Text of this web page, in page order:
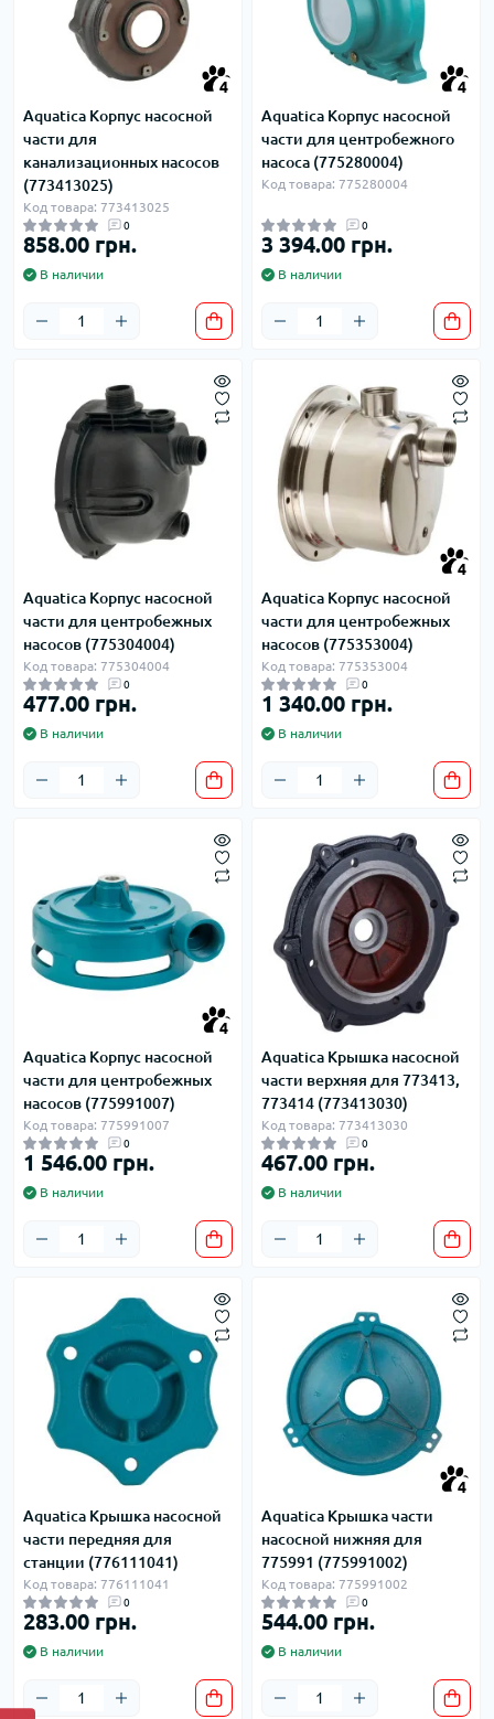
4
Aquatica Корпус насосной
части для
канализационных насосов
(773413025)
Код товара: 773413025
0
858.00 грн.
В наличии
4
Aquatica Корпус насосной
части для центробежного
насоса (775280004)
Код товара: 775280004
0
3 394.00 грн.
В наличии
Aquatica Корпус насосной
части для центробежных
насосов (775304004)
Код товара: 775304004
0
477.00 грн.
В наличии
4
Aquatica Корпус насосной
части для центробежных
насосов (775353004)
Код товара: 775353004
0
1 340.00 грн.
В наличии
4
Aquatica Корпус насосной
части для центробежных
насосов (775991007)
Код товара: 775991007
0
1 546.00 грн.
В наличии
Aquatica Крышка насосной
части верхняя для 773413,
773414 (773413030)
Код товара: 773413030
0
467.00 грн.
В наличии
Aquatica Крышка насосной
части передняя для
станции (776111041)
Код товара: 776111041
0
283.00 грн.
В наличии
4
Aquatica Крышка части
насосной нижняя для
775991 (775991002)
Код товара: 775991002
0
544.00 грн.
В наличии